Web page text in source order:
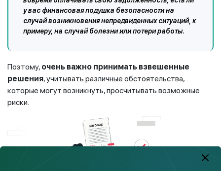
у вас финансовая подушка безопасности на
случай возникновения непредвиденных ситуаций, к
примеру, на случай болезни или потери работы.
Поэтому, очень важно принимать взвешенные
решения, учитывать различные обстоятельства,
которые могут возникнуть, просчитывать возможные
риски.